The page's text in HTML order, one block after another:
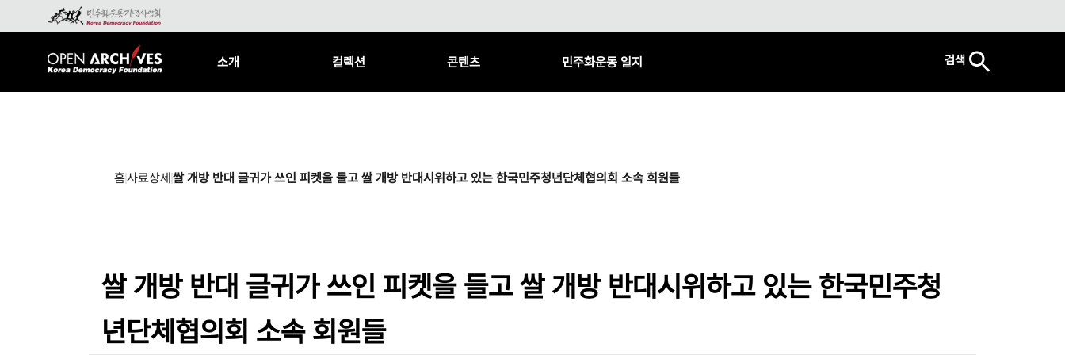
소개 컬렉션 콘텐츠 민주화운동 일지 검색
홈사료상세쌀 개방 반대 글귀가 쓰인 피켓을 들고 쌀 개방 반대시위하고 있는 한국민주청년단체협의회 소속 회원들
쌀 개방 반대 글귀가 쓰인 피켓을 들고 쌀 개방 반대시위하고 있는 한국민주청
년단체협의회 소속 회원들